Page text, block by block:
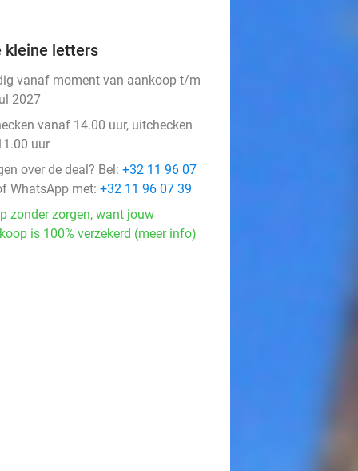
kleine letters
vanaf moment van aankoop t/m
2027
vanaf 14.00 uur, uitchecken
uur
over de deal? Bel: +32 11 96 07
WhatsApp met: +32 11 96 07 39
zonder zorgen, want jouw
is 100% verzekerd (meer info)